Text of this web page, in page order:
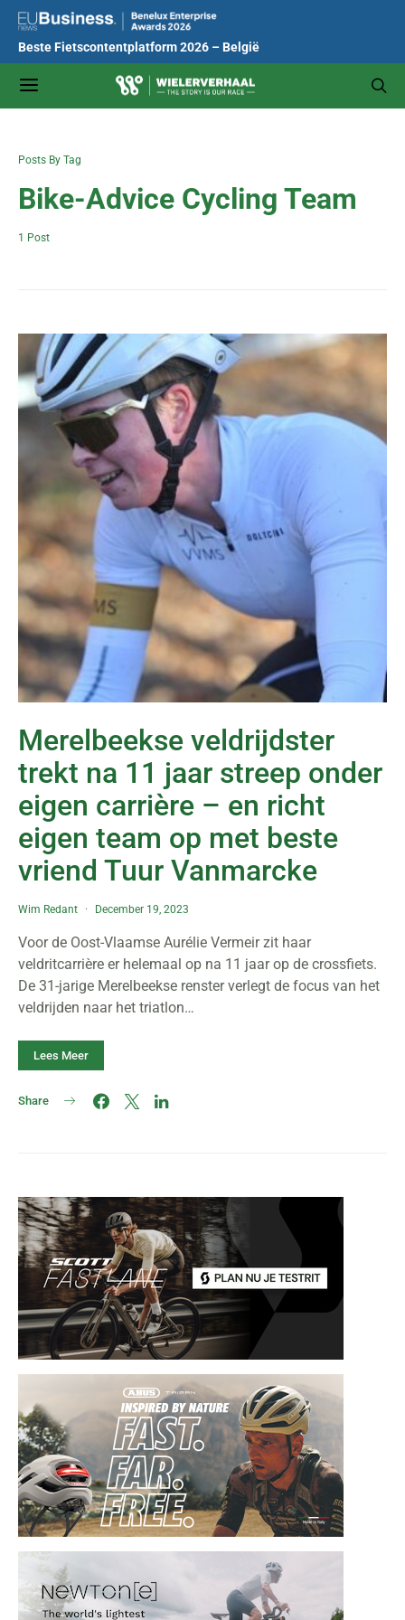
Beste Fietscontentplatform 2026 – België
Posts By Tag
Bike-Advice Cycling Team
1 Post
Merelbeekse veldrijdster
trekt na 11 jaar streep onder
eigen carrière – en richt
eigen team op met beste
vriend Tuur Vanmarcke
Wim Redant December 19, 2023
Voor de Oost-Vlaamse Aurélie Vermeir zit haar
veldritcarrière er helemaal op na 11 jaar op de crossfiets.
De 31-jarige Merelbeekse renster verlegt de focus van het
veldrijden naar het triatlon…
Lees Meer
Share